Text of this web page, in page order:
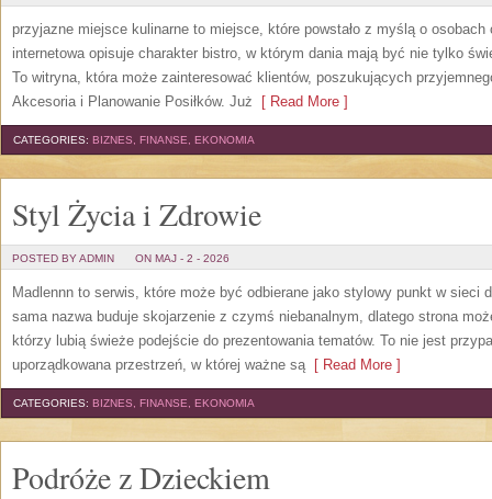
przyjazne miejsce kulinarne to miejsce, które powstało z myślą o
internetowa opisuje charakter bistro, w którym dania mają być nie tylko
To witryna, która może zainteresować klientów, poszukujących
Akcesoria i Planowanie Posiłków. Już [ Read More ]
CATEGORIES: BIZNES, FINANSE, EKONOMIA
Styl Życia i Zdrowie
POSTED BY ADMIN ON MAJ - 2 - 2026
Madlennn to serwis, które może być odbierane jako stylowy punkt w sieci
sama nazwa buduje skojarzenie z czymś niebanalnym, dlatego strona
którzy lubią świeże podejście do prezentowania tematów. To nie jest
uporządkowana przestrzeń, w której ważne są[ Read More ]
CATEGORIES: BIZNES, FINANSE, EKONOMIA
Podróże z Dzieckiem